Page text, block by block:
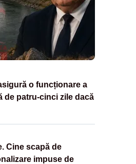
o funcționare a
de patru-cinci zile dacă
Cine scapă de
impuse de